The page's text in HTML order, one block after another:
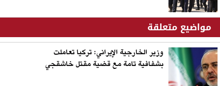
مواضيع متعلقة
وزير الخارجية الإيراني: تركيا تعاملت
بشفافية تامة مع قضية مقتل خاشقجي